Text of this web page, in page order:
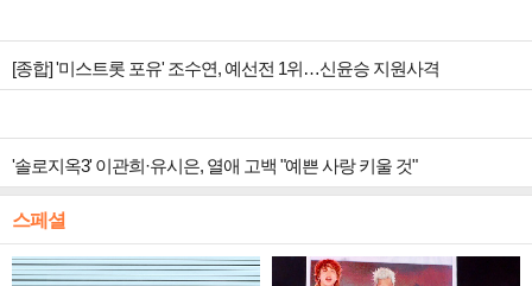
[종합] '미스트롯 포유' 조수연, 예선전 1위…신윤승 지원사격
'솔로지옥3' 이관희·유시은, 열애 고백 "예쁜 사랑 키울 것"
스페셜